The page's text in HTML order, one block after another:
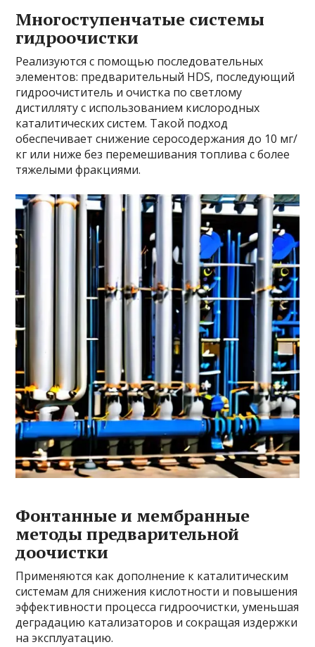
Многоступенчатые системы
гидроочистки
Реализуются с помощью последовательных
элементов: предварительный HDS, последующий
гидроочиститель и очистка по светлому
дистилляту с использованием кислородных
каталитических систем. Такой подход
обеспечивает снижение серосодержания до 10 мг/
кг или ниже без перемешивания топлива с более
тяжелыми фракциями.
Фонтанные и мембранные
методы предварительной
доочистки
Применяются как дополнение к каталитическим
системам для снижения кислотности и повышения
эффективности процесса гидроочистки, уменьшая
деградацию катализаторов и сокращая издержки
на эксплуатацию.